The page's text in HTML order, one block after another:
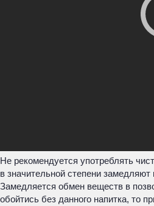
Не рекомендуется употреблять
в значительной степени
Замедляется обмен веществ в
обойтись без данного напитка, то